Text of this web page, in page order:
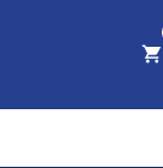
shopping_cart